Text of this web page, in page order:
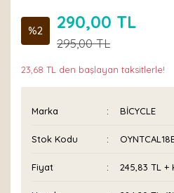
%2 290,00 TL
295,00 TL
23,68 TL den başlayan taksitlerle!
Marka BİCYCLE
Stok Kodu
Fiyat 245,83 TL +